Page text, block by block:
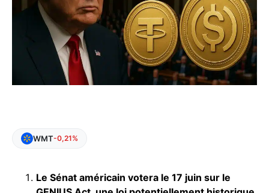
WMT-0,21%
Le Sénat américain votera le 17 juin sur le